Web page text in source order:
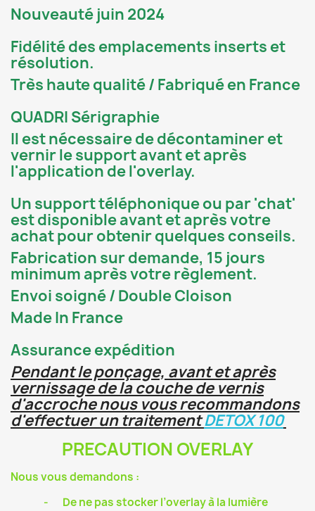
Nouveauté juin 2024
Fidélité des emplacements inserts et
résolution.
Très haute qualité / Fabriqué en France
QUADRI Sérigraphie
Il est nécessaire de décontaminer et
vernir le support avant et après
l'application de l'overlay.
Un support téléphonique ou par 'chat'
est disponible avant et après votre
achat pour obtenir quelques conseils.
Fabrication sur demande, 15 jours
minimum après votre règlement.
Envoi soigné / Double Cloison
Made In France
Assurance expédition
Pendant le ponçage, avant et après
vernissage de la couche de vernis
d'accroche nous vous recommandons
d'effectuer un traitementDETOX 100
PRECAUTION OVERLAY
Nous vous demandons :
-
De ne pas stocker l’overlay à la lumière